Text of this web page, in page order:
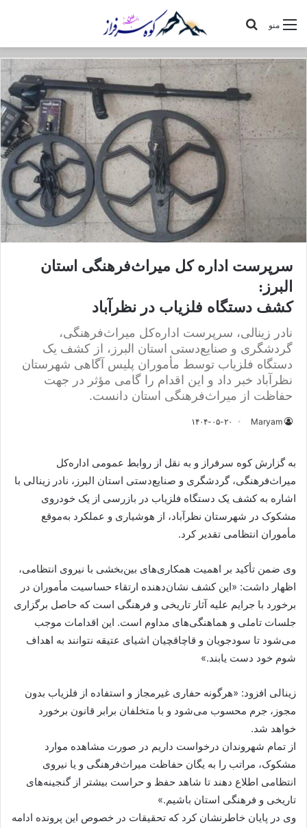
منو
سرپرست اداره کل میراث‌فرهنگی استان
البرز:
کشف دستگاه فلزیاب در نظرآباد
نادر زینالی، سرپرست اداره‌کل میراث‌فرهنگی،
گردشگری و صنایع‌دستی استان البرز، از کشف یک
دستگاه فلزیاب توسط مأموران پلیس آگاهی شهرستان
نظرآباد خبر داد و این اقدام را گامی مؤثر در جهت
حفاظت از میراث‌فرهنگی استان دانست.
Maryam ۱۴۰۴-۰۵-۲۰
به گزارش کوه سرفراز و به نقل از روابط عمومی اداره‌کل
میراث‌فرهنگی، گردشگری و صنایع‌دستی استان البرز، نادر زینالی با
اشاره به کشف یک دستگاه فلزیاب در بازرسی از یک خودروی
مشکوک در شهرستان نظرآباد، از هوشیاری و عملکرد به‌موقع
مأموران انتظامی تقدیر کرد.
وی ضمن تأکید بر اهمیت همکاری‌های بین‌بخشی با نیروی انتظامی،
اظهار داشت: «این کشف نشان‌دهنده ارتقاء حساسیت مأموران در
برخورد با جرایم علیه آثار تاریخی و فرهنگی است که حاصل برگزاری
جلسات تاملی و هماهنگی‌های مداوم است. این اقدامات موجب
می‌شود تا سودجویان و قاچاقچیان اشیای عتیقه نتوانند به اهداف
شوم خود دست یابند.»
زینالی افزود: «هرگونه حفاری غیرمجاز و استفاده از فلزیاب بدون
مجوز، جرم محسوب می‌شود و با متخلفان برابر قانون برخورد
خواهد شد.
از تمام شهروندان درخواست داریم در صورت مشاهده موارد
مشکوک، مراتب را به یگان حفاظت میراث‌فرهنگی و یا نیروی
انتظامی اطلاع دهند تا شاهد حفظ و حراست بیشتر از گنجینه‌های
تاریخی و فرهنگی استان باشیم.»
وی در پایان خاطرنشان کرد که تحقیقات در خصوص این پرونده ادامه